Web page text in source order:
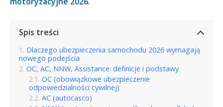
Spis treści
Dlaczego ubezpieczenia samochodu 2026 wymagają
nowego podejścia
OC, AC, NNW, Assistance: definicje i podstawy
OC (obowiązkowe ubezpieczenie
odpowiedzialności cywilnej)
AC (autocasco)